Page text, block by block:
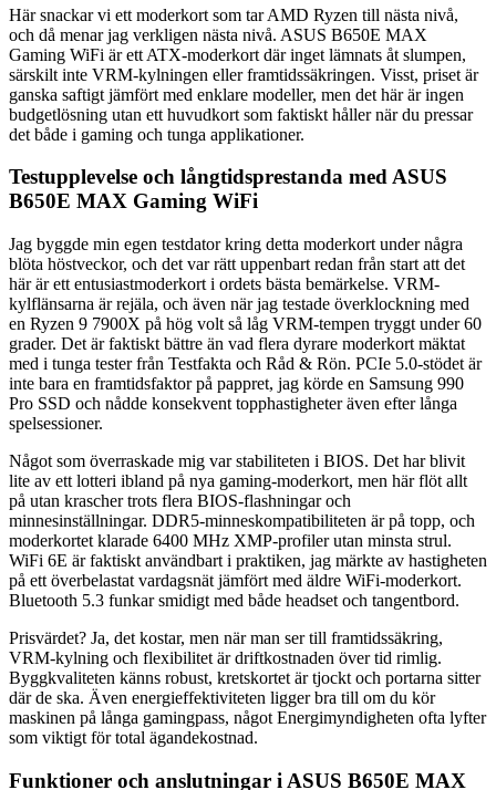
Här snackar vi ett moderkort som tar AMD Ryzen till nästa nivå,
och då menar jag verkligen nästa nivå. ASUS B650E MAX
Gaming WiFi är ett ATX-moderkort där inget lämnats åt slumpen,
särskilt inte VRM-kylningen eller framtidssäkringen. Visst, priset är
ganska saftigt jämfört med enklare modeller, men det här är ingen
budgetlösning utan ett huvudkort som faktiskt håller när du pressar
det både i gaming och tunga applikationer.
Testupplevelse och långtidsprestanda med ASUS
B650E MAX Gaming WiFi
Jag byggde min egen testdator kring detta moderkort under några
blöta höstveckor, och det var rätt uppenbart redan från start att det
här är ett entusiastmoderkort i ordets bästa bemärkelse. VRM-
kylflänsarna är rejäla, och även när jag testade överklockning med
en Ryzen 9 7900X på hög volt så låg VRM-tempen tryggt under 60
grader. Det är faktiskt bättre än vad flera dyrare moderkort mäktat
med i tunga tester från Testfakta och Råd & Rön. PCIe 5.0-stödet är
inte bara en framtidsfaktor på pappret, jag körde en Samsung 990
Pro SSD och nådde konsekvent topphastigheter även efter långa
spelsessioner.
Något som överraskade mig var stabiliteten i BIOS. Det har blivit
lite av ett lotteri ibland på nya gaming-moderkort, men här flöt allt
på utan krascher trots flera BIOS-flashningar och
minnesinställningar. DDR5-minneskompatibiliteten är på topp, och
moderkortet klarade 6400 MHz XMP-profiler utan minsta strul.
WiFi 6E är faktiskt användbart i praktiken, jag märkte av hastigheten
på ett överbelastat vardagsnät jämfört med äldre WiFi-moderkort.
Bluetooth 5.3 funkar smidigt med både headset och tangentbord.
Prisvärdet? Ja, det kostar, men när man ser till framtidssäkring,
VRM-kylning och flexibilitet är driftkostnaden över tid rimlig.
Byggkvaliteten känns robust, kretskortet är tjockt och portarna sitter
där de ska. Även energieffektiviteten ligger bra till om du kör
maskinen på långa gamingpass, något Energimyndigheten ofta lyfter
som viktigt för total ägandekostnad.
Funktioner och anslutningar i ASUS B650E MAX